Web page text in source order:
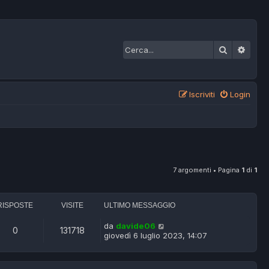
Cerca
Login
Iscriviti
7 argomenti • Pagina 1 di 1
VISITE ULTIMO MESSAGGIO
0 131718 da davide06
giovedì 6 luglio 2023, 14:07